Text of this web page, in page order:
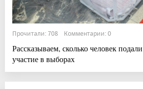
Прочитали: 708 Комментарии: 0
Рассказываем, сколько человек
участие в выборах